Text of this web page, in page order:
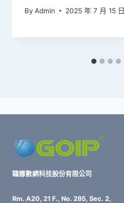
By Admin 2025 年 7 月 15 日
鷗娜數網科技股份有限公司
Rm. A20, 21 F., No. 285, Sec. 2,